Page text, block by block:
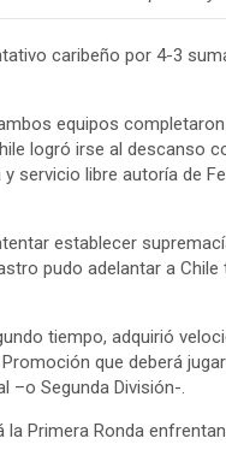
caribeño por 4-3
equipos
logró irse al descanso
servicio libre autoría de
establecer
pudo adelantar a
tiempo, adquirió
que deberá
–o Segunda División-.
la Primera Ronda